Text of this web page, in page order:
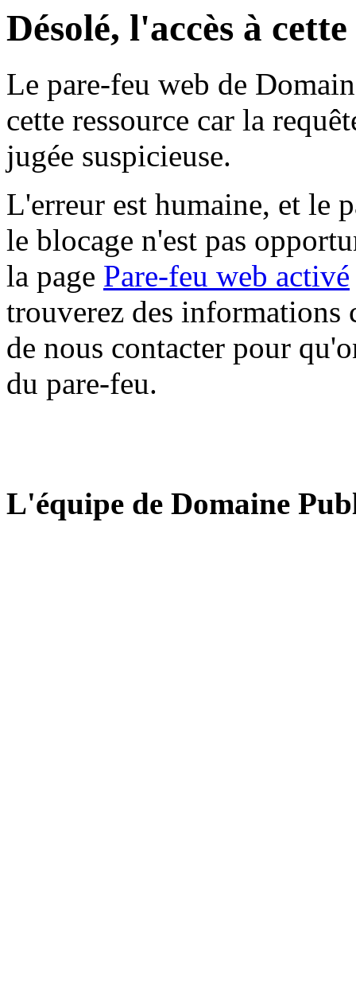
Désolé, l'accès à
Le pare-feu web de
cette ressource car la
jugée suspicieuse.
L'erreur est humaine, et le
le blocage n'est pas
la page Pare-feu web activé
trouverez des informations
de nous contacter pour
du pare-feu.
L'équipe de Domaine